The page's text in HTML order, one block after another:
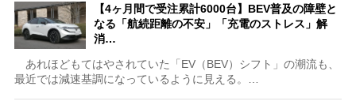
【4ヶ月間で受注累計6000台】BEV普及の障壁と
なる「航続距離の不安」「充電のストレス」解
消…
あれほどもてはやされていた「EV（BEV）シフト」の潮流も、
最近では減速基調になっているように見える。…